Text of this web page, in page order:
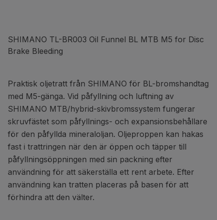
SHIMANO TL-BR003 Oil Funnel BL MTB M5 for Disc
Brake Bleeding
Praktisk oljetratt från SHIMANO för BL-bromshandtag
med M5-gänga. Vid påfyllning och luftning av
SHIMANO MTB/hybrid-skivbromssystem fungerar
skruvfästet som påfyllnings- och expansionsbehållare
för den påfyllda mineraloljan. Oljeproppen kan hakas
fast i trattringen när den är öppen och täpper till
påfyllningsöppningen med sin packning efter
användning för att säkerställa ett rent arbete. Efter
användning kan tratten placeras på basen för att
förhindra att den välter.